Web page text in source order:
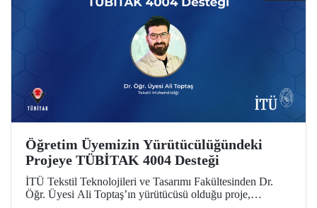
Öğretim Üyemizin Yürütücülüğündeki
Projeye TÜBİTAK 4004 Desteği
İTÜ Tekstil Teknolojileri ve Tasarımı Fakültesinden Dr.
Öğr. Üyesi Ali Toptaş’ın yürütücüsü olduğu proje,